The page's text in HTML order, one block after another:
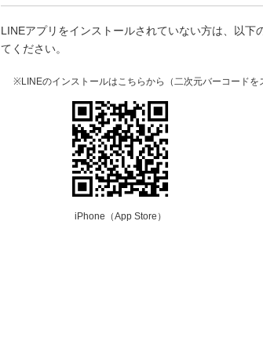
LINEアプリをインストールされていない方は、以下
てください。
※LINEのインストールはこちらから（二次元バーコードを
iPhone（App Store）